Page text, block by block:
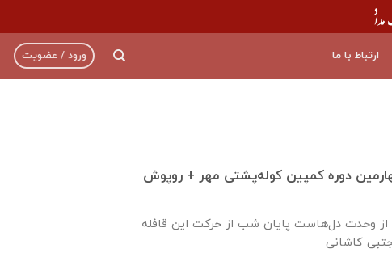
ارتباط با ما ورود / عضویت
دوره کمپین کوله‌پشتی مهر + روپوش
از وحدت دل‌هاست پایان شب از حرکت این قافله